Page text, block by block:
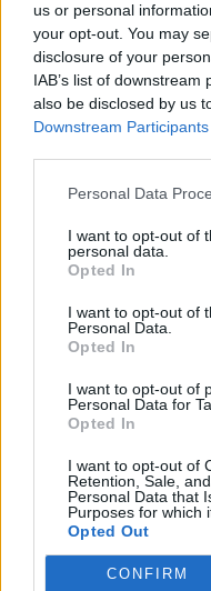
us or personal
your opt-out. You may
disclosure of your
IAB’s list of
also be disclosed by us
Downstream Participants
Personal Data
I want to opt-out of
personal data.
Opted In
I want to opt-out of
Personal Data.
Opted In
I want to opt-out of
Personal Data for
Opted In
I want to opt-out of
Retention, Sale,
Personal Data that
Purposes for which
Opted Out
CONFIRM